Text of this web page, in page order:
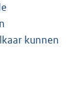
kunnen